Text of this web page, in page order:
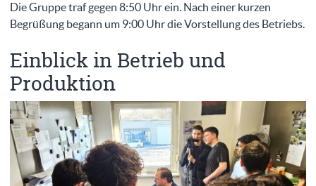
Die Gruppe traf gegen 8:50 Uhr ein. Nach einer kurzen
Begrüßung begann um 9:00 Uhr die Vorstellung des Betriebs.
Einblick in Betrieb und
Produktion